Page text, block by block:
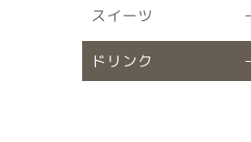
スイーツ
ドリンク